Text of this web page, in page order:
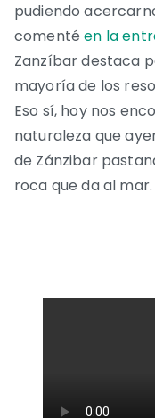
pudiendo
comentéen la
Zanzíbar destaca
mayoría de los
Eso sí, hoy nos
naturaleza que
de Zánzibar
roca que da al